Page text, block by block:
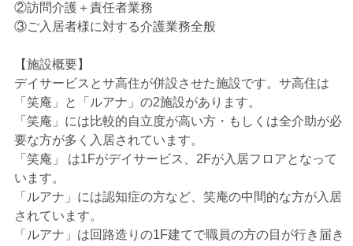
②訪問介護＋責任者業務
③ご入居者様に対する介護業務全般
【施設概要】
デイサービスとサ高住が併設させた施設です。サ高住は
「笑庵」と「ルアナ」の2施設があります。
「笑庵」には比較的自立度が高い方・もしくは全介助が必
要な方が多く入居されています。
「笑庵」 は1Fがデイサービス、2Fが入居フロアとなって
います。
「ルアナ」には認知症の方など、笑庵の中間的な方が入居
されています。
「ルアナ」は回路造りの1F建てで職員の方の目が行き届き